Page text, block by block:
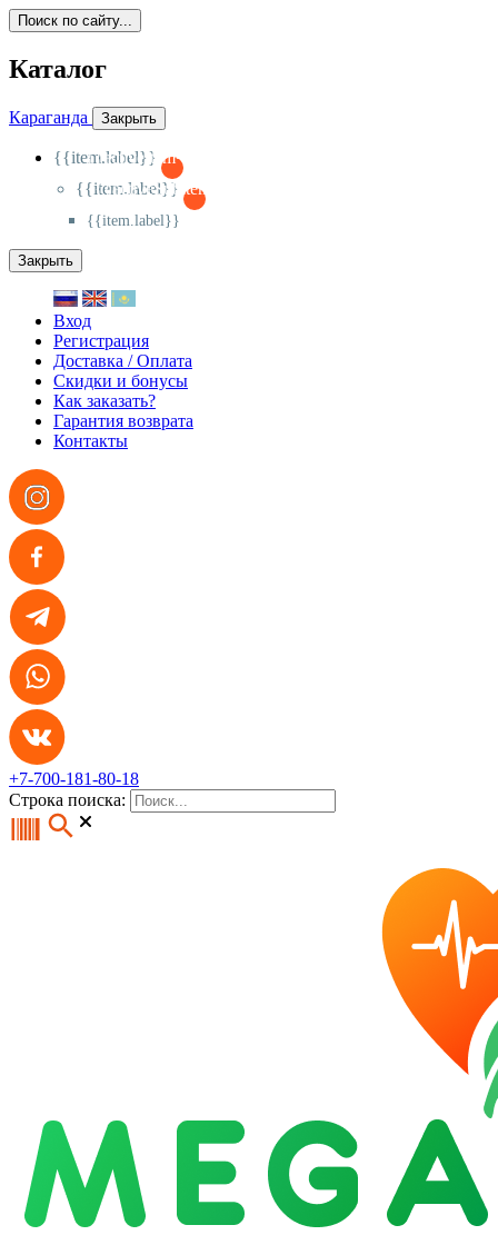
Поиск по сайту...
Каталог
Караганда Закрыть
{{item.label}}
{{activeItem==item.id?'-
{{item.label}}
{{activeSubitem==item.id?'-
{{item.label}}
Закрыть
Вход
Регистрация
Доставка / Оплата
Скидки и бонусы
Как заказать?
Гарантия возврата
Контакты
+7-700-181-80-18
Строка поиска: